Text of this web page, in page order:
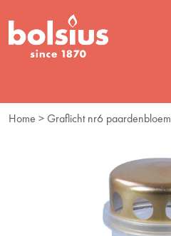
Home > Graflicht nr6 paardenbloem